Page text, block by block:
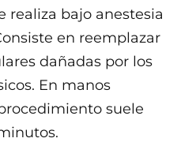
realiza bajo anestesia
en reemplazar
dañadas por los
En manos
suele